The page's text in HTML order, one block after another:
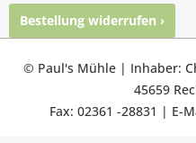
Bestellung widerrufen ›
© Paul's Mühle | Inhaber:
45659
Fax: 02361 -28831 | E-